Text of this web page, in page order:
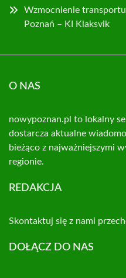
Wzmocnienie
Poznań – KI Klaksvik
O NAS
nowypoznan.pl to lokalny
dostarcza aktualne
bieżąco z najważniejszymi
regionie.
REDAKCJA
Skontaktuj się z nami
DOŁĄCZ DO NAS